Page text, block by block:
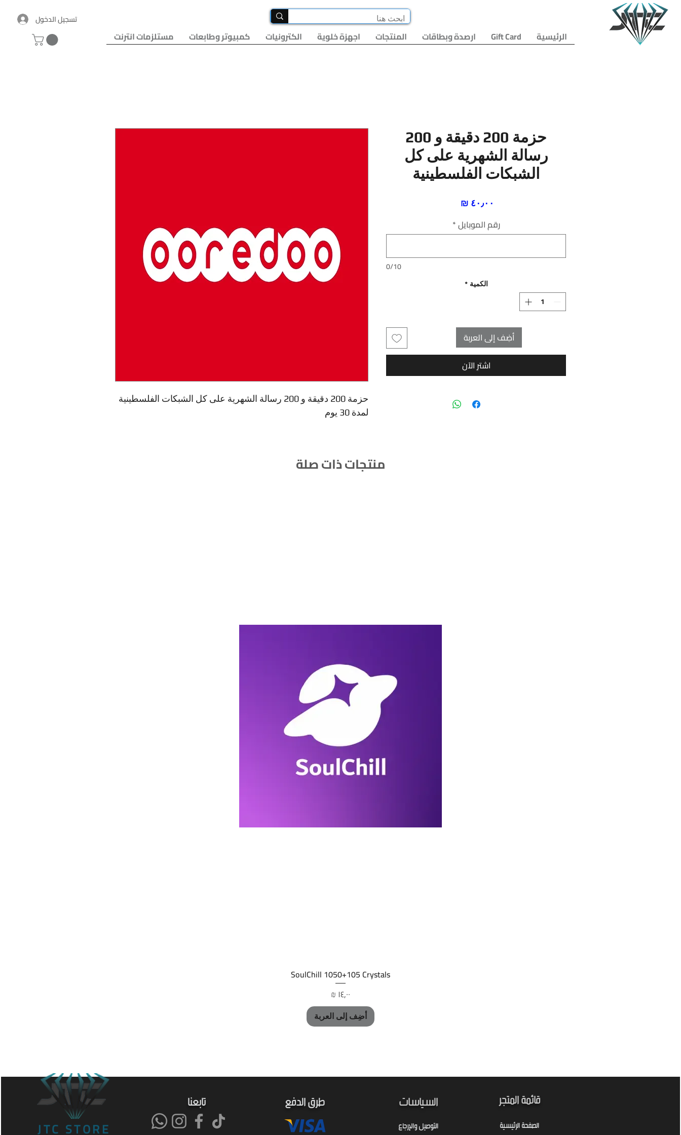
تسجيل الدخول
الرئيسية Gift Card ارصدة وبطاقات المنتجات اجهزة خلوية الكترونيات كمبيوتر وطابعات مستلزمات انترنت
حزمة 200 دقيقة و 200 رسالة الشهرية على كل الشبكات الفلسطينية
لمدة 30 يوم
حزمة 200 دقيقة و 200
رسالة الشهرية على كل
الشبكات الفلسطينية
رقم الموبايل*
0/10
الكمية *
أضِف إلى العربة
اشترِ الآن
منتجات ذات صلة
العرض السريع
SoulChill 1050+105 Crystals
السعر
أضِف إلى العربة
تابعنا طرق الدفع السياسات
التوصيل والإرجاع
قائمة المتجر
الصفحة الرئيسية JTC STORE